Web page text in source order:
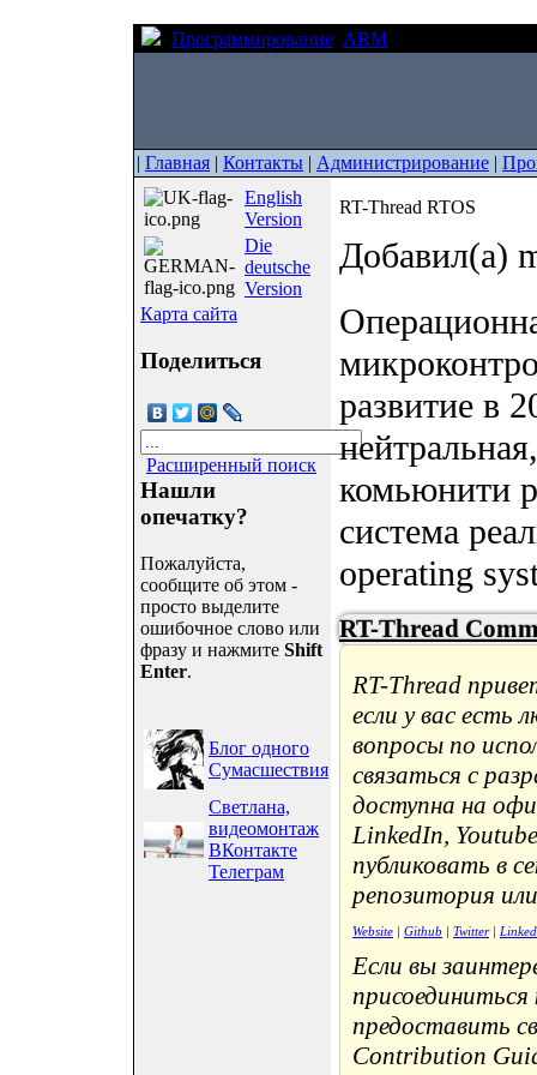
Программирование ARM
| Главная | Контакты | Администрирование |
English
Version
Die
deutsche
Version
Карта сайта
Поделиться
Расширенный поиск
Нашли
опечатку?
Пожалуйста,
сообщите об этом -
просто выделите
ошибочное слово или
фразу и нажмите Shift
Enter.
Блог одного
Сумасшествия
Светлана,
видеомонтаж
ВКонтакте
Телеграм
RT-Thread RTOS
Добавил(а)
развитие в
комьюнити
система
operating
RT-Thread
RT-Thread
если у вас есть
вопросы по
связаться с
доступна на
LinkedIn,
публиковать в
репозитория
Website | Github | Twitter|
Если вы
предоставить
Contribution